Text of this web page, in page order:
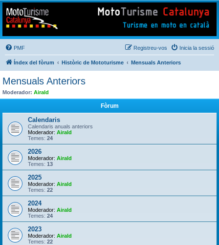
Mototurisme
Turisme en moto en català
PMF Inicia la sessió
Registreu-vos
Índex del fòrum Històric de Mototurisme Mensuals Anteriors
Mensuals Anteriors
Moderador: Airald
Fòrum
Calendaris
Calendaris anuals anteriors
Moderador: Airald
Temes: 24
2026
Moderador: Airald
Temes: 13
2025
Moderador: Airald
Temes: 22
2024
Moderador: Airald
Temes: 24
2023
Moderador: Airald
Temes: 22